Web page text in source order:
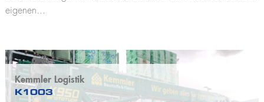
eigenen...
Kemmler Logistik
K1003